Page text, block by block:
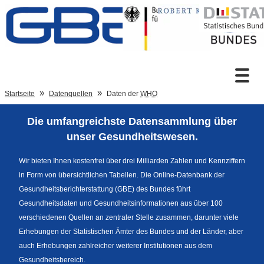
Zum Inhalt
Sprachumschaltung
Fußzeile
Startseite Datenquellen Daten derWHO
Die umfangreichste Datensammlung über
unser Gesundheitswesen.
Wir bieten Ihnen kostenfrei über drei Milliarden Zahlen und Kennziffern
in Form von übersichtlichen Tabellen. Die Online-Datenbank der
Gesundheitsberichterstattung (GBE) des Bundes führt
Gesundheitsdaten und Gesundheitsinformationen aus über 100
verschiedenen Quellen an zentraler Stelle zusammen, darunter viele
Erhebungen der Statistischen Ämter des Bundes und der Länder, aber
auch Erhebungen zahlreicher weiterer Institutionen aus dem
Gesundheitsbereich.